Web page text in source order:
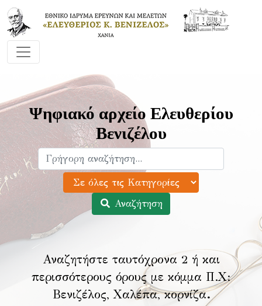
Ψηφιακό αρχείο Ελευθερίου
Βενιζέλου
Αναζήτηση
Αναζητήστε ταυτόχρονα 2 ή και
περισσότερους όρους με κόμμα Π.Χ:
Βενιζέλος, Χαλέπα, κορνίζα.